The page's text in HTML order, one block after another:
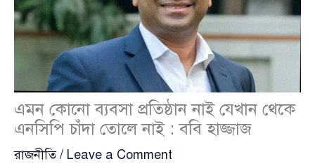
এমন কোনো ব্যবসা প্রতিষ্ঠান নাই যেখান থেকে
এনসিপি চাঁদা তোলে নাই : ববি হাজ্জাজ
রাজনীতি/ Leave a Comment